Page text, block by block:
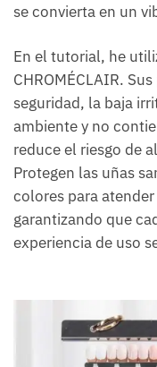
se convierta en un
En el tutorial, he
CHROMÉCLAIR.
seguridad, la baja
ambiente y no
reduce el riesgo de
Protegen las uñas
colores para
garantizando que
experiencia de uso